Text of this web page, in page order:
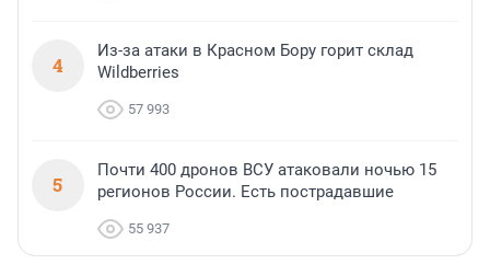
4
Из-за атаки в Красном Бору горит склад
Wildberries
57 993
5
Почти 400 дронов ВСУ атаковали ночью 15
регионов России. Есть пострадавшие
55 937